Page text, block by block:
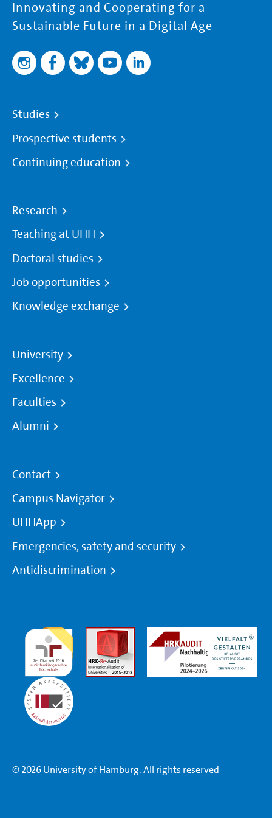
Innovating and Cooperating for a
Sustainable Future in a Digital Age
Studies
Prospective students
Continuing education
Research
Teaching at UHH
Doctoral studies
Job opportunities
Knowledge exchange
University
Excellence
Faculties
Alumni
Contact
Campus Navigator
UHHApp
Emergencies, safety and security
Antidiscrimination
© 2026 University of Hamburg. All rights reserved